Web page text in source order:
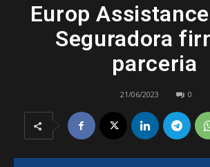
Europ
Seguradora
parceria
21/06/2023 0